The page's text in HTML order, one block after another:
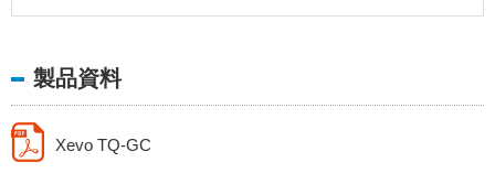
製品資料
Xevo TQ-GC